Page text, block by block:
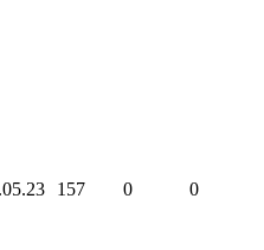
157 0 0